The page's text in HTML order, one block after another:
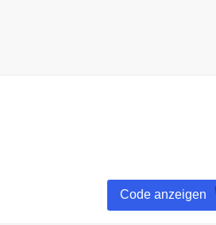
Code anzeigen